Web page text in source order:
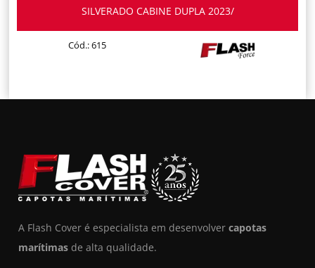
SILVERADO CABINE DUPLA 2023/
Cód.: 615
A Flash Cover é especialista em desenvolver capotas
marítimas de alta qualidade.